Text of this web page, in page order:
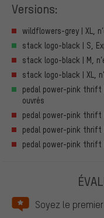
Versions:
wildflowers-grey | XL,
stack logo-black | S,
stack logo-black | M,
stack logo-black | XL,
pedal power-pink thrift
ouvrés
pedal power-pink thrift
pedal power-pink thrift
pedal power-pink thrift
Soyez le